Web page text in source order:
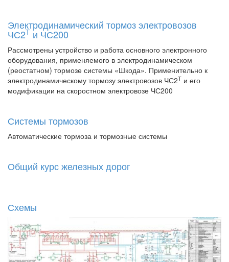
Электродинамический тормоз электровозов
ЧС2Т и ЧС200
Рассмотрены устройство и работа основного электронного
оборудования, применяемого в электродинамическом
(реостатном) тормозе системы «Шкода». Применительно к
электродинамическому тормозу электровозов ЧС2Т и его
модификации на скоростном электровозе ЧС200
Системы тормозов
Автоматические тормоза и тормозные системы
Общий курс железных дорог
Схемы